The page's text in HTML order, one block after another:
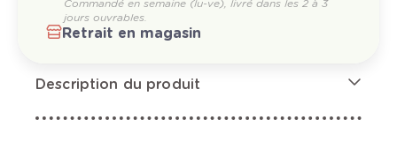
Commandé en semaine (lu-ve), livré dans les 2 à 3
jours ouvrables.
Retrait en magasin
Description du produit